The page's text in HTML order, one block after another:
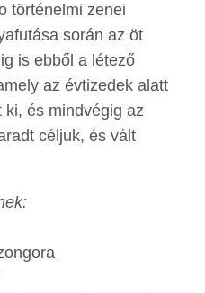
történelmi zenei
során az öt
is ebből a létező
az évtizedek alatt
és mindvégig az
céljuk, és vált